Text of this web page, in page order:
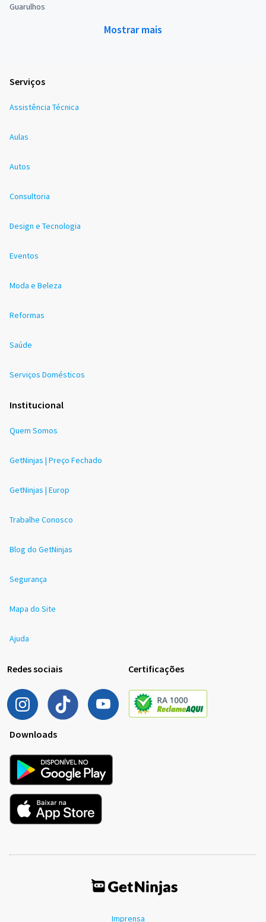
Guarulhos
Mostrar mais
Serviços
Assistência Técnica
Aulas
Autos
Consultoria
Design e Tecnologia
Eventos
Moda e Beleza
Reformas
Saúde
Serviços Domésticos
Institucional
Quem Somos
GetNinjas | Preço Fechado
GetNinjas | Europ
Trabalhe Conosco
Blog do GetNinjas
Segurança
Mapa do Site
Ajuda
Redes sociais Certificações
Downloads
Imprensa